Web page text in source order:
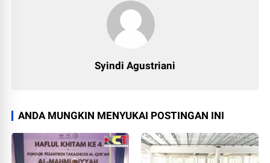
Syindi Agustriani
ANDA MUNGKIN MENYUKAI POSTINGAN INI